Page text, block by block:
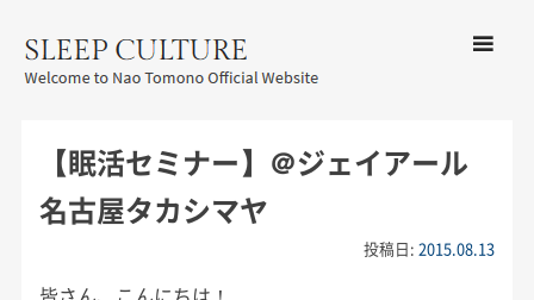
CULTURE
ツへ移動
【眠活セミナー】＠ジェイアール
名古屋タカシマヤ
投稿日:2015.08.13